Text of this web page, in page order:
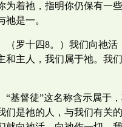
为着祂，指明你仍保有一
是一。
罗十四8。）我们向祂
和主人，我们属于祂。
基督徒”这名称含示属于
们是祂的人，与我们有关